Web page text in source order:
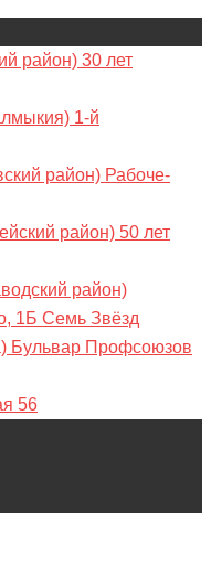
район) 30 лет
1-й
район) Рабоче-
район) 50 лет
район)
1Б Семь Звёзд
Бульвар Профсоюзов
56